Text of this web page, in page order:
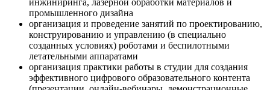
инжиниринга, лазерной обработки материалов и
промышленного дизайна
организация и проведение занятий по проектированию,
конструированию и управлению (в специально
созданных условиях) роботами и беспилотными
летательными аппаратами
организация практики работы в студии для создания
эффективного цифрового образовательного контента